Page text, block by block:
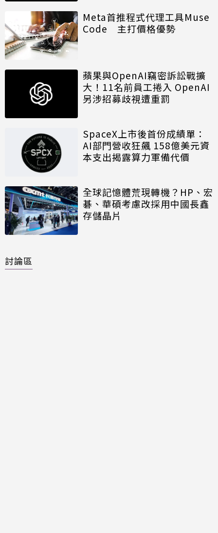
Meta首推程式代理工具Muse
Code 主打價格優勢
蘋果與OpenAI竊密訴訟戰擴
大！11名前員工捲入 OpenAI
另涉招募歧視遭重罰
SpaceX上市後首份成績單：
AI部門營收狂飆 158億美元資
本支出揭露算力軍備代價
全球記憶體荒現轉機？HP、宏
碁、華碩考慮改採用中國長鑫
存儲晶片
討論區